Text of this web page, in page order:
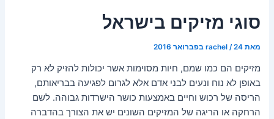
סוגי מזיקים בישראל
מאת rachel /24 בפברואר 2016
מזיקים הם כמו שמם, חיות מסוימות אשר יכולות להזיק לא רק
באופן לא נוח ונעים לבני אדם אלא לגרום לפגיעה בבריאותם,
הריסה של רכוש וחיים באמצעות כושר הישרדות גבוהה. לשם
הרחקה או הריגה של המזיקים השונים יש את הצורך בהדברה